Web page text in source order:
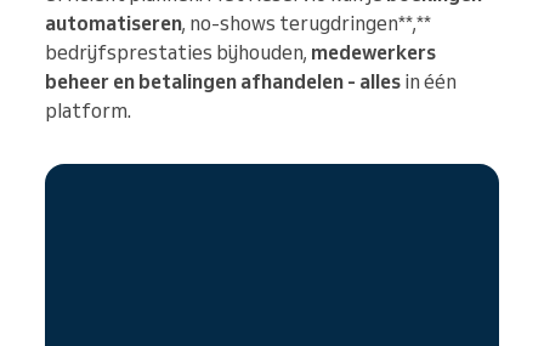
automatiseren, no-shows terugdringen**,**
bedrijfsprestaties bijhouden, medewerkers
beheer en betalingen afhandelen - alles in één
platform.